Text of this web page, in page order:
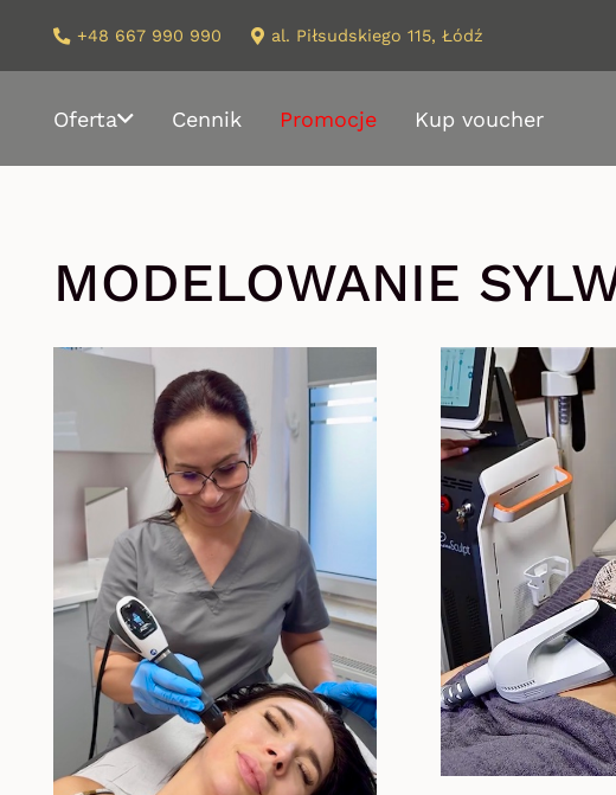
+48 667 990 990 al. Piłsudskiego 115, Łódź
Oferta Cennik Promocje Kup voucher
MODELOWANIE